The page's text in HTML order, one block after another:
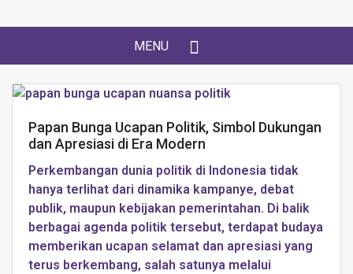
MENU
Papan Bunga Ucapan Politik, Simbol Dukungan
dan Apresiasi di Era Modern
Perkembangan dunia politik di Indonesia tidak
hanya terlihat dari dinamika kampanye, debat
publik, maupun kebijakan pemerintahan. Di balik
berbagai agenda politik tersebut, terdapat budaya
memberikan ucapan selamat dan apresiasi yang
terus berkembang, salah satunya melalui